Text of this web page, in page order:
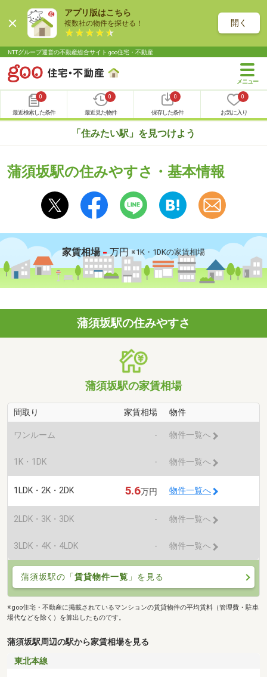
アプリ版はこちら
複数社の物件を探せる！ 開く
NTTグループ運営の不動産総合サイト goo住宅・不動産
0
最近検索した条件
0
最近見た物件
0
保存した条件
0
お気に入り
「住みたい駅」を見つけよう
蒲須坂駅の住みやすさ・基本情報
家賃相場 - 万円 ※1K・1DKの家賃相場
蒲須坂駅の住みやすさ
蒲須坂駅の家賃相場
間取り 家賃相場 物件
ワンルーム - 物件一覧へ
1K・1DK - 物件一覧へ
1LDK・2K・2DK 5.6万円 物件一覧へ
2LDK・3K・3DK - 物件一覧へ
3LDK・4K・4LDK - 物件一覧へ
蒲須坂駅の「賃貸物件一覧 」を見る
※goo住宅・不動産に掲載されているマンションの賃貸物件の平均賃料（管理費・駐車
場代などを除く）を算出したものです。
蒲須坂駅周辺の駅から家賃相場を見る
東北本線